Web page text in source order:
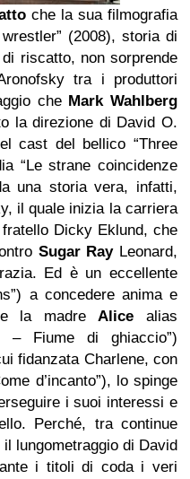
che la sua filmografia
(2008), storia di
riscatto, non sorprende
tra i produttori
che Mark Wahlberg
la direzione di David O.
cast del bellico “Three
“Le strane coincidenze
una storia vera, infatti,
il quale inizia la carriera
Dicky Eklund, che
Sugar RayLeonard,
Ed è un eccellente
a concedere anima e
la madreAlice alias
– Fiume di ghiaccio”)
fidanzata Charlene, con
d’incanto”), lo spinge
i suoi interessi e
Perché, tra continue
lungometraggio di David
i titoli di coda i veri